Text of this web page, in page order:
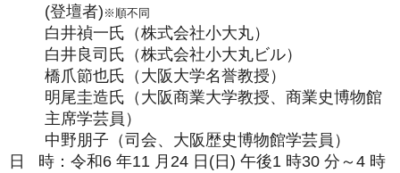
(登壇者) ※順不同
白井禎一氏（株式会社小大丸）
白井良司氏（株式会社小大丸ビル）
橋爪節也氏（大阪大学名誉教授）
明尾圭造氏（大阪商業大学教授、商業史博物館
主席学芸員）
中野朋子（司会、大阪歴史博物館学芸員）
日 時：令和6 年11 月24 日(日) 午後1 時30 分～4 時